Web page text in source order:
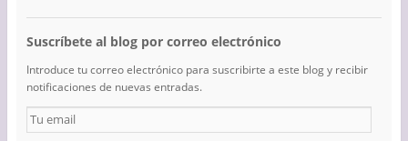
Suscríbete al blog por correo electrónico
Introduce tu correo electrónico para suscribirte a este blog y recibir
notificaciones de nuevas entradas.
Tu
email